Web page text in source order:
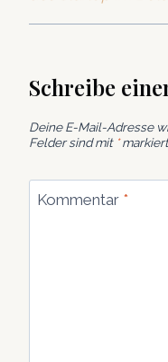
Schreibe
Deine E-Mail-Adresse
Felder sind mit *markiert
Kommentar *